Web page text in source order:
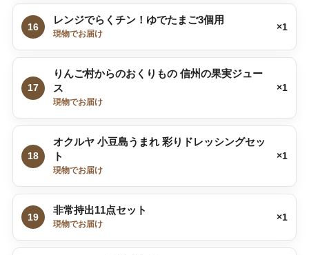
16
レンジでらくチン！ゆでたまご3個用
現物でお届け
×1
17
りんご村からのおくりもの 信州の果実ジュー
ス
現物でお届け
×1
18
オクルヤ 小豆島うまれ 彩りドレッシングセッ
ト
現物でお届け
×1
19
非常持出11点セット
現物でお届け
×1